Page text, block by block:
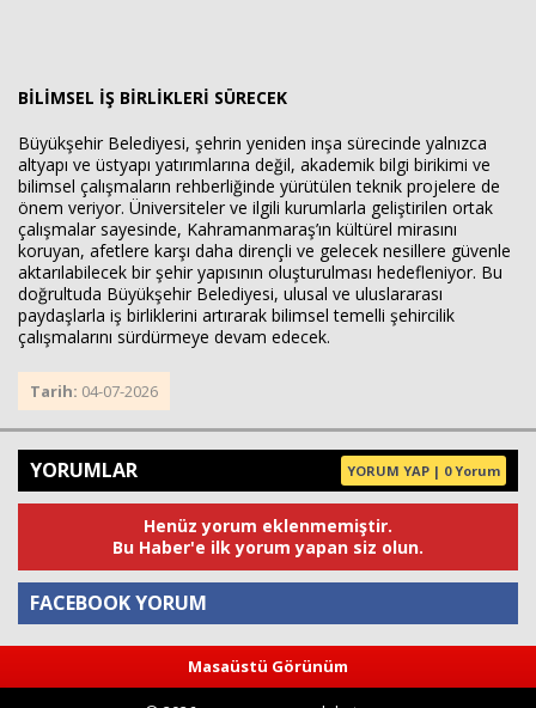
BİLİMSEL İŞ BİRLİKLERİ SÜRECEK
Büyükşehir Belediyesi, şehrin yeniden inşa sürecinde yalnızca
altyapı ve üstyapı yatırımlarına değil, akademik bilgi birikimi ve
bilimsel çalışmaların rehberliğinde yürütülen teknik projelere de
önem veriyor. Üniversiteler ve ilgili kurumlarla geliştirilen ortak
çalışmalar sayesinde, Kahramanmaraş’ın kültürel mirasını
koruyan, afetlere karşı daha dirençli ve gelecek nesillere güvenle
aktarılabilecek bir şehir yapısının oluşturulması hedefleniyor. Bu
doğrultuda Büyükşehir Belediyesi, ulusal ve uluslararası
paydaşlarla iş birliklerini artırarak bilimsel temelli şehircilik
çalışmalarını sürdürmeye devam edecek.
Tarih: 04-07-2026
YORUMLAR YORUM YAP | 0 Yorum
Henüz yorum eklenmemiştir.
Bu Haber'e ilk yorum yapan siz olun.
FACEBOOK YORUM
Yorum
Masaüstü Görünüm